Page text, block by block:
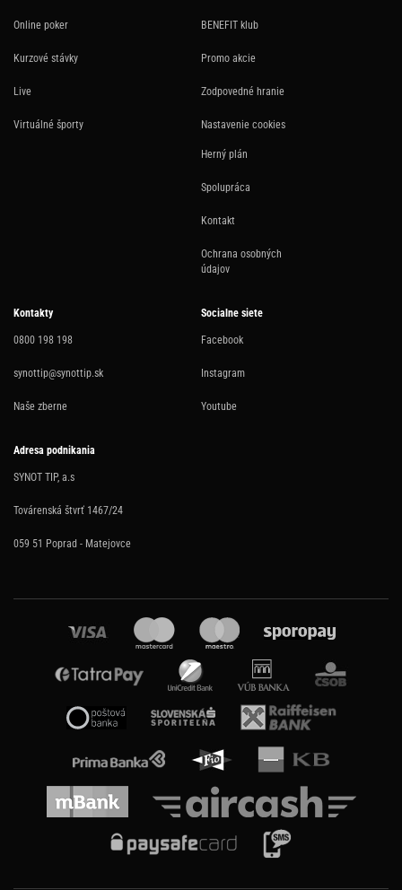
Online poker
Kurzové stávky
Live
Virtuálné športy
BENEFIT klub
Promo akcie
Zodpovedné hranie
Nastavenie cookies
Herný plán
Spolupráca
Kontakt
Ochrana osobných
údajov
Kontakty
0800 198 198
synottip@synottip.sk
Naše zberne
Socialne siete
Facebook
Instagram
Youtube
Adresa podnikania
SYNOT TIP, a.s
Továrenská štvrť 1467/24
059 51 Poprad - Matejovce